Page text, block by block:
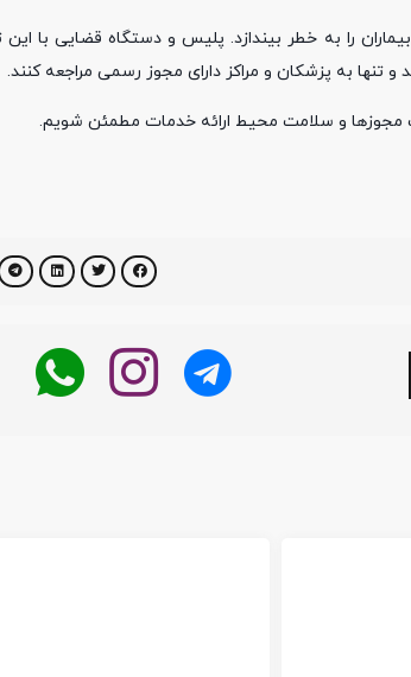
را به خطر بیندازد. پلیس و دستگاه قضایی با این
تنها به پزشکان و مراکز دارای مجوز رسمی مراجعه کنند.
مجوزها و سلامت محیط ارائه خدمات مطمئن شویم.